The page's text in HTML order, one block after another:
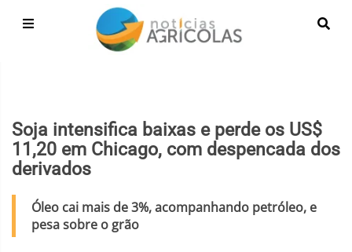
Soja intensifica baixas e perde os US$
11,20 em Chicago, com despencada dos
derivados
Óleo cai mais de 3%, acompanhando petróleo, e
pesa sobre o grão